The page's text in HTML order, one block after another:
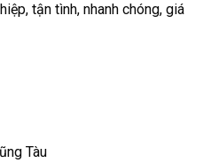
tận tình, nhanh chóng, giá
Tàu